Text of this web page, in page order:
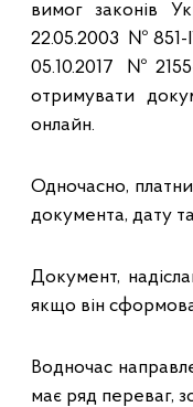
вимог законів
22.05.2003 №851-
05.10.2017
отримувати
онлайн.
Одночасно,
документа, дату
Документ,
якщо він
Водночас
має ряд переваг,